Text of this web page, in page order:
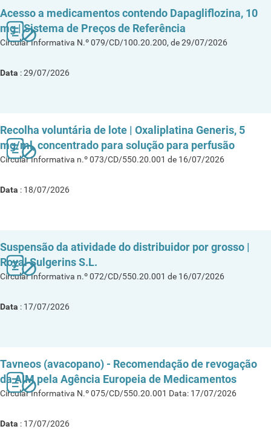
Acesso a medicamentos contendo Dapagliflozina, 10
mg | Sistema de Preços de Referência
Circular Informativa N.º 079/CD/100.20.200, de 29/07/2026
Data : 29/07/2026
Recolha voluntária de lote | Oxaliplatina Generis, 5
mg/ml, concentrado para solução para perfusão
Circular Informativa n.º 073/CD/550.20.001 de 16/07/2026
Data : 18/07/2026
Suspensão da atividade do distribuidor por grosso |
Royal Sulgerins S.L.
Circular Informativa n.º 072/CD/550.20.001 de 16/07/2026
Data : 17/07/2026
Tavneos (avacopano) - Recomendação de revogação
da AIM pela Agência Europeia de Medicamentos
Circular Informativa N.º 075/CD/550.20.001 Data: 17/07/2026
Data : 17/07/2026